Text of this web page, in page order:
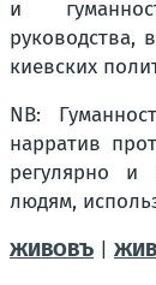
и
руководства,
киевских
NB:
нарратив
регулярно и
людям,
ЖИВОВЪ |